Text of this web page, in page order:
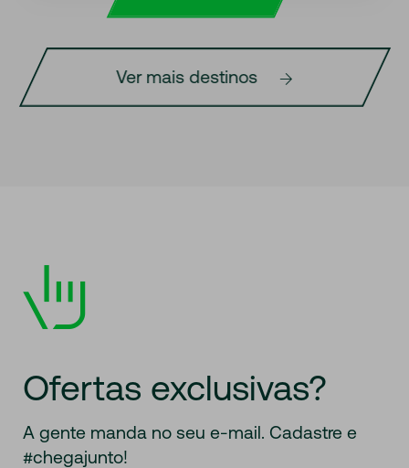
Ver mais destinos
Ofertas exclusivas?
A gente manda no seu e-mail. Cadastre e
#chegajunto!